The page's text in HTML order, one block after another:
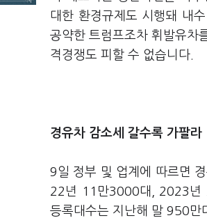
대한 환경규제도 시행돼 내
공약한 트럼프조차 휘발유차
격경쟁도 피할 수 없습니다.
경유차 감소세 갈수록 가팔라
9일 정부 및 업계에 따르면
22년 11만3000대, 2023년
등록대수는 지난해 말 950만